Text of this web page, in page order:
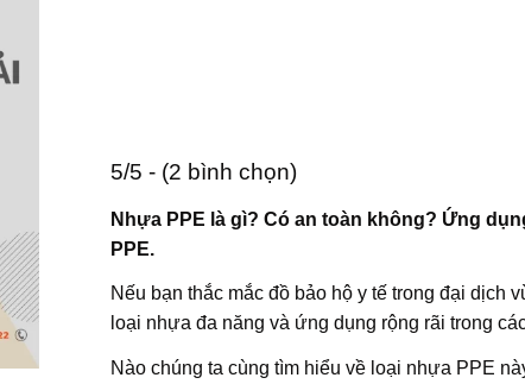
5/5 - (2 bình chọn)
Nhựa PPE là gì? Có an toàn không? Ứng
PPE.
Nếu bạn thắc mắc đồ bảo hộ y tế trong đại
loại nhựa đa năng và ứng dụng rộng rãi trong
Nào chúng ta cùng tìm hiểu về loại nhựa PPE